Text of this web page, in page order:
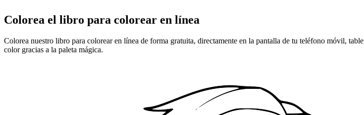
Colorea el libro para colorear en línea
Colorea nuestro libro para colorear en línea de forma gratuita, directamente en la pantalla de tu teléfono móvil,
color gracias a la paleta mágica.